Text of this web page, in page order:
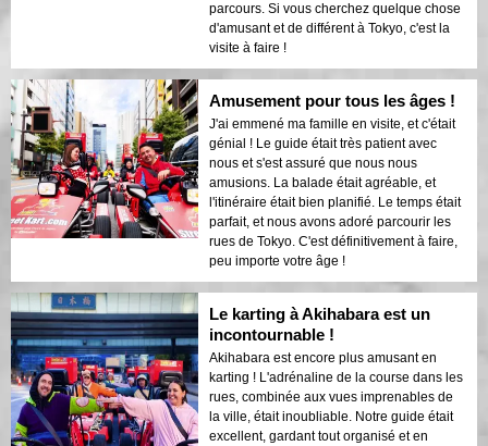
parcours. Si vous cherchez quelque chose
d'amusant et de différent à Tokyo, c'est la
visite à faire !
Amusement pour tous les âges !
J'ai emmené ma famille en visite, et c'était
génial ! Le guide était très patient avec
nous et s'est assuré que nous nous
amusions. La balade était agréable, et
l'itinéraire était bien planifié. Le temps était
parfait, et nous avons adoré parcourir les
rues de Tokyo. C'est définitivement à faire,
peu importe votre âge !
Le karting à Akihabara est un
incontournable !
Akihabara est encore plus amusant en
karting ! L'adrénaline de la course dans les
rues, combinée aux vues imprenables de
la ville, était inoubliable. Notre guide était
excellent, gardant tout organisé et en